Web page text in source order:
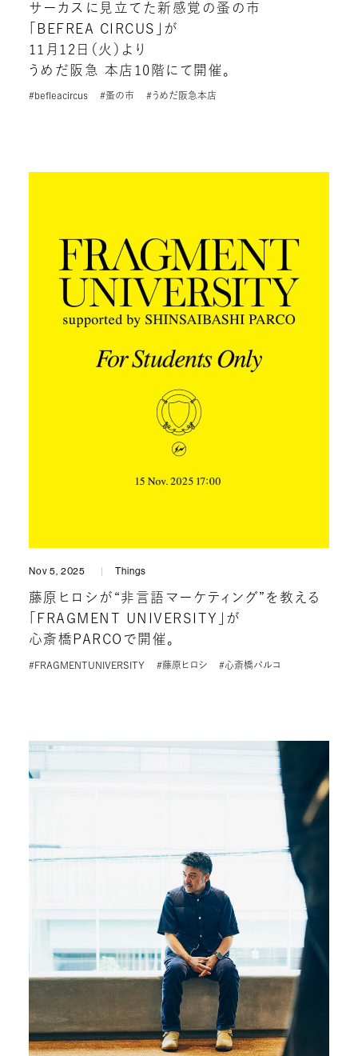
サーカスに見立てた新感覚の蚤の市
「BEFREA CIRCUS」が
11月12日（火）より
うめだ阪急 本店10階にて開催。
#befleacircus #蚤の市 #うめだ阪急本店
Nov 5, 2025 Things
藤原ヒロシが“非言語マーケティング”を教える
「FRAGMENT UNIVERSITY」が
心斎橋PARCOで開催。
#FRAGMENTUNIVERSITY #藤原ヒロシ #心斎橋パルコ